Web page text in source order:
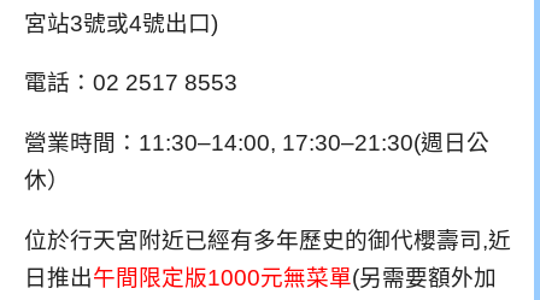
宮站3號或4號出口)
電話：02 2517 8553
營業時間：11:30–14:00, 17:30–21:30(週日公
休）
位於行天宮附近已經有多年歷史的御代櫻壽司,近
日推出午間限定版1000元無菜單(另需要額外加